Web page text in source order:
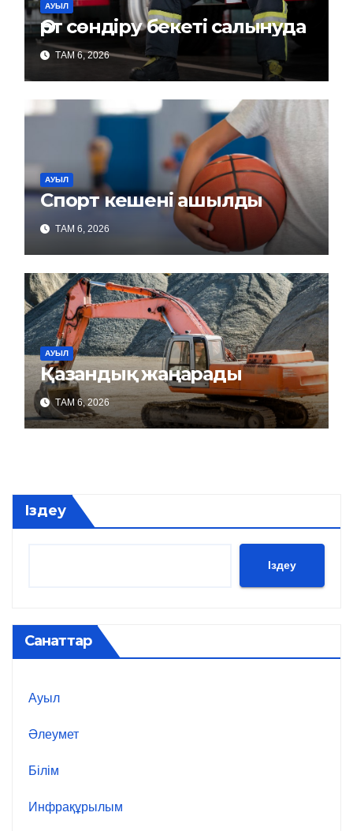
АУЫЛ
Өрт сөндіру бекеті салынуда
ТАМ 6, 2026
АУЫЛ
Спорт кешені ашылды
ТАМ 6, 2026
АУЫЛ
Қазандық жаңарады
ТАМ 6, 2026
Іздеу
Іздеу
Санаттар
Ауыл
Әлеумет
Білім
Инфрақұрылым